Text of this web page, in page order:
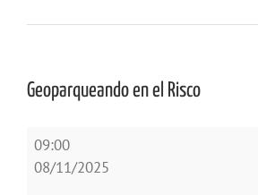
Geoparqueando en el Risco
Geoparqueando
en
09:00
08/11/2025